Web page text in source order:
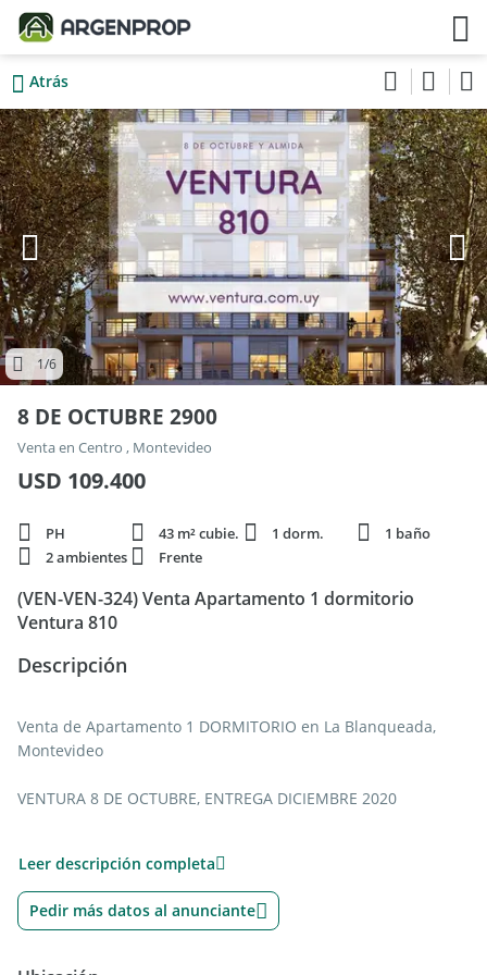
Atrás
1/6
8 DE OCTUBRE 2900
Venta en Centro , Montevideo
USD 109.400
PH 43 m² cubie. 1 dorm.
1 baño
2 ambientes
Frente
(VEN-VEN-324) Venta Apartamento 1 dormitorio
Ventura 810
Descripción
Venta de Apartamento 1 DORMITORIO en La Blanqueada,
Montevideo
VENTURA 8 DE OCTUBRE, ENTREGA DICIEMBRE 2020
frente
·
con piso flotante
Leer descripción completa
Pedir más datos al anunciante